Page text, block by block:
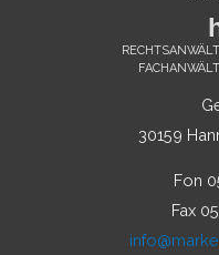
30159
Fon
Fax